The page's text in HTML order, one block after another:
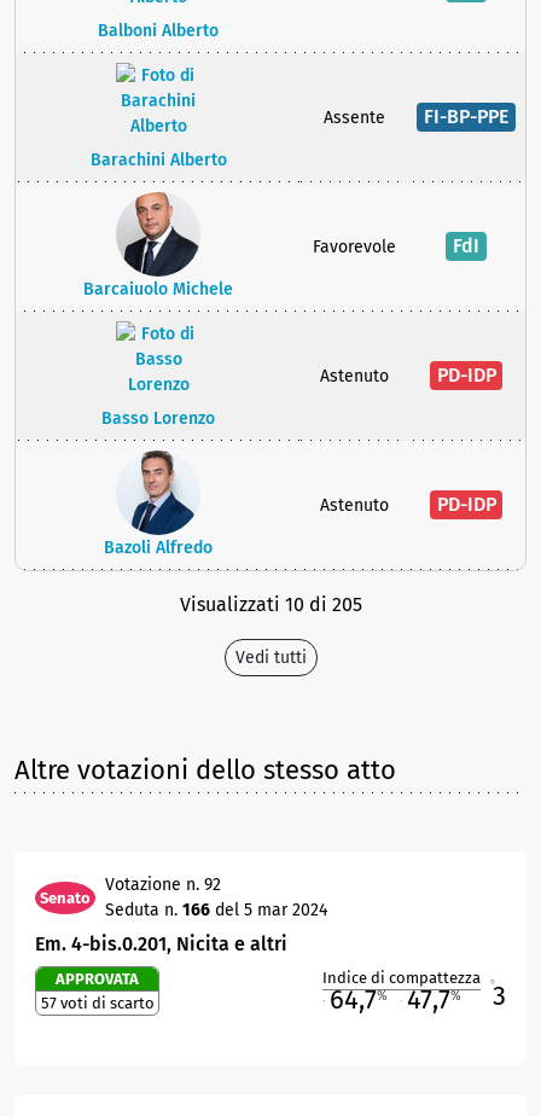
Balboni Alberto
Barachini Alberto
Assente FI-BP-PPE
Barcaiuolo Michele
Favorevole FdI
Basso Lorenzo
Astenuto PD-IDP
Bazoli Alfredo
Astenuto PD-IDP
Visualizzati 10 di 205
Vedi tutti
Altre votazioni dello stesso atto
Senato
Votazione n. 92
Seduta n. 166 del 5 mar 2024
Em. 4-bis.0.201, Nicita e altri
APPROVATA
57 voti di scarto
Indice di compattezza
64,7% 47,7% 3